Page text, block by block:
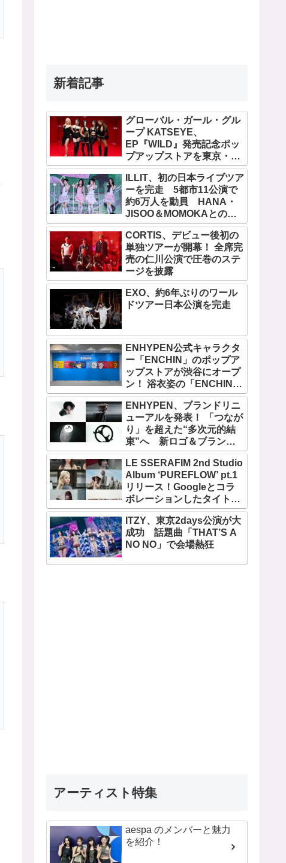
新着記事
グローバル・ガール・グル
ープ KATSEYE、
EP『WILD』発売記念ポッ
プアップストアを東京・原
宿で開催 限定グッズも登
場ILLIT、初の日本ライブツア
ーを完走 5都市11公演で
約6万人を動員 HANA・
JISOO＆MOMOKAとのス
ペシャルコラボも実現
CORTIS、デビュー後初の
単独ツアーが開幕！ 全席完
売の仁川公演で圧巻のステ
ージを披露
EXO、約6年ぶりのワール
ドツアー日本公演を完走
ENHYPEN公式キャラクタ
ー「ENCHIN」のポップア
ップストアが渋谷にオープ
ン！ 浴衣姿の「ENCHIN」
が登場
ENHYPEN、ブランドリニ
ューアルを発表！ 「つなが
り」を超えた“多次元的結
束”へ 新ロゴ＆ブランド
フィルム公開
LE SSERAFIM 2nd Studio
Album ‘PUREFLOW’ pt.1
リリース！Googleとコラ
ボレーションしたタイトル
曲「BOOMPALA」MVも公
開
ITZY、東京2days公演が大
成功 話題曲「THAT’S A
NO NO」で会場熱狂
アーティスト特集
aespa のメンバーと魅力
を紹介！